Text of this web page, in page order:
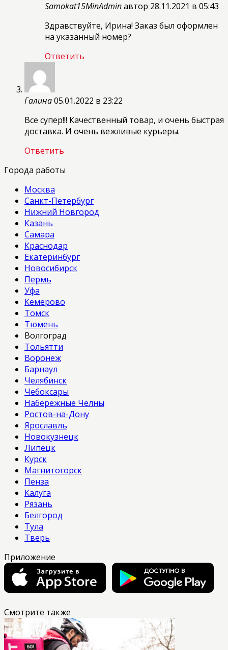
Samokat15MinAdminавтор 28.11.2021 в 05:43
Здравствуйте, Ирина! Заказ был оформлен
на указанный номер?
Ответить
Галина05.01.2022 в 23:22
Все супер!!! Качественный товар, и очень быстрая
доставка. И очень вежливые курьеры.
Ответить
Города работы
Москва
Санкт-Петербург
Нижний Новгород
Казань
Самара
Краснодар
Екатеринбург
Новосибирск
Пермь
Уфа
Кемерово
Томск
Тюмень
Волгоград
Тольятти
Воронеж
Барнаул
Челябинск
Чебоксары
Набережные Челны
Ростов-на-Дону
Ярославль
Новокузнецк
Липецк
Курск
Магнитогорск
Пенза
Калуга
Рязань
Белгород
Тула
Тверь
Приложение
Смотрите также